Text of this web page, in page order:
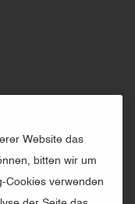
Website das
bitten wir um
Cookies verwenden